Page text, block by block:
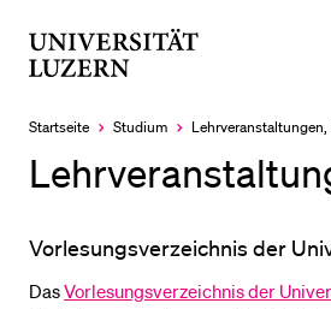
Startseite Studium
Vorlesungsverzeichnis der
DasVorlesungsverzeichnis der
LETZTE SUCHEN
DIE UNI FÜR…
Studien­interessierte
Studierende